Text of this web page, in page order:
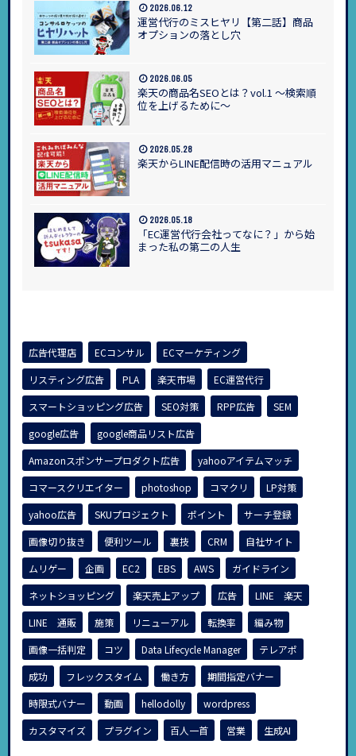
運営代行のミスヒヤリ【第二話】商品
オプションの落とし穴
2026.06.12
楽天の商品名SEOとは？vol.1 ～検索順
位を上げるために～
2026.06.05
楽天からLINE配信時の活用マニュアル
2026.05.28
「EC運営代行会社ってなに？」から始
まった私の第二の人生
2026.05.18
広告代理店 ECコンサル
ECマーケティング
リスティング広告
PLA 楽天市場
EC運営代行
スマートショッピング広告
SEO対策 RPP広告
SEM
google広告
google商品リスト広告
Amazonスポンサープロダクト広告
yahooアイテムマッチ
コマースクリエイター
photoshop コマクリ
LP対策
yahoo広告
SKUプロジェクト ポイント
サーチ登録
画像切り抜き
便利ツール 裏技 CRM
自社サイト
ムリゲー
企画 EC2 EBS AWS
ガイドライン
ネットショッピング
楽天売上アップ 広告
LINE 楽天
LINE 通販
施策 リニューアル 転換率
編み物
画像一括判定
コツ Data Lifecycle Manager
テレアポ
成功
フレックスタイム 働き方
期間指定バナー
時限式バナー
動画 hellodolly
wordpress
カスタマイズ
プラグイン 百人一首 営業 生成AI